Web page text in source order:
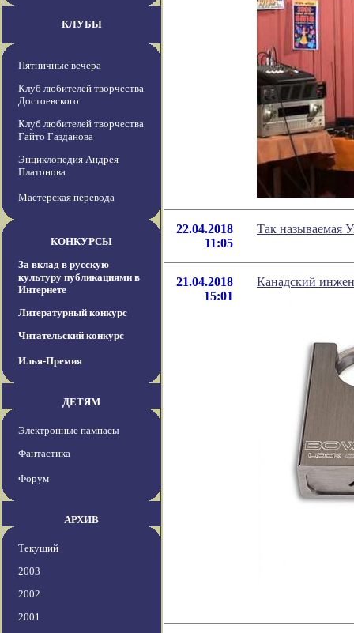
КЛУБЫ
Пятничные вечера
Клуб любителей творчества
Достоевского
Клуб любителей творчества
Гайто Газданова
Энциклопедия Андрея
Платонова
Мастерская перевода
КОНКУРСЫ
За вклад в русскую
культуру публикациями в
Интернете
Литературный конкурс
Читательский конкурс
Илья-Премия
ДЕТЯМ
Электронные пампасы
Фантастика
Форум
АРХИВ
Текущий
2003
2002
2001
22.04.2018
11:05
Так называемая
21.04.2018
15:01
Канадский